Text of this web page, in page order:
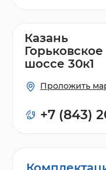
Казань
Горьковское
шоссе 30к1
Проложить
+7 (843)